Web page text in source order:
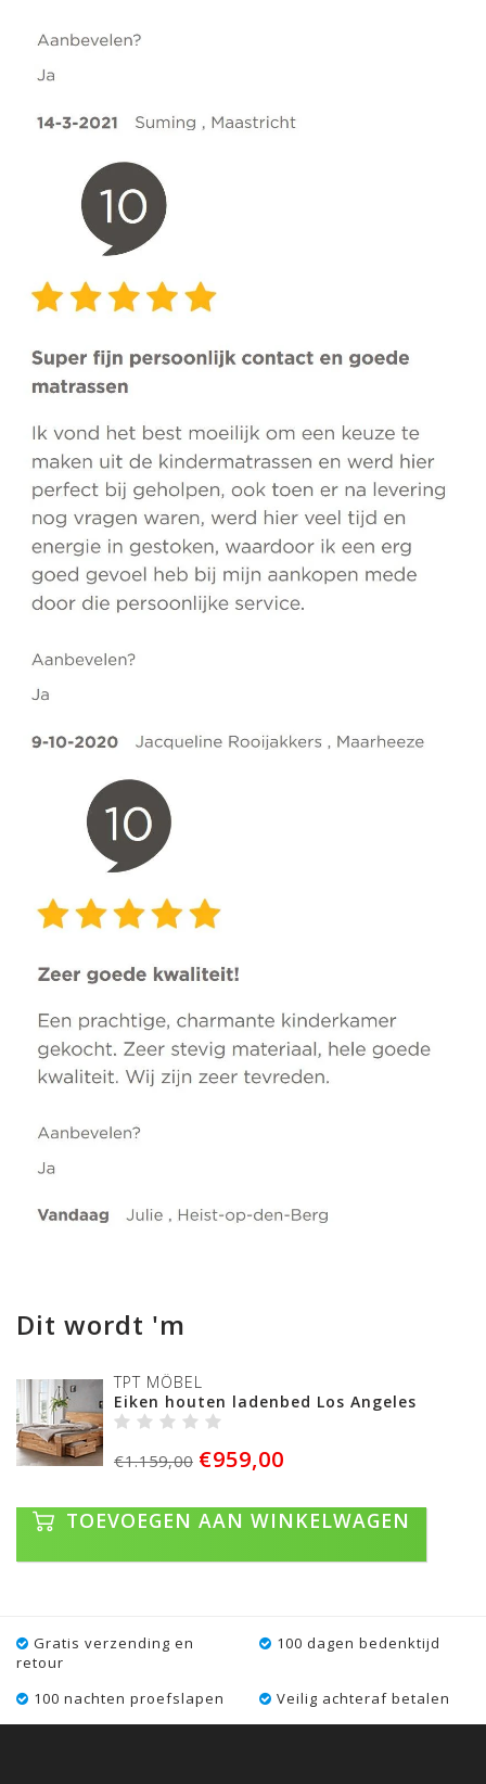
Dit wordt 'm
TPT MÖBEL
Eiken houten ladenbed Los Angeles
€1.159,00 €959,00
TOEVOEGEN AAN WINKELWAGEN
Gratis verzending en
retour
100 dagen bedenktijd
100 nachten proefslapen Veilig achteraf betalen